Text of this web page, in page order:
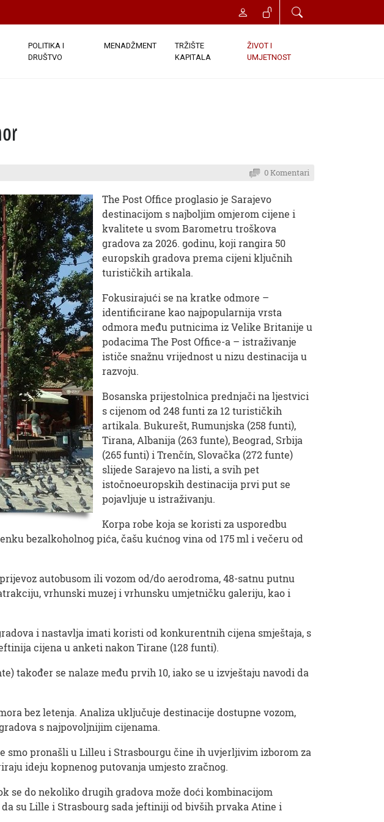
POLITIKA I
DRUŠTVO
MENADŽMENT
TRŽIŠTE
KAPITALA
ŽIVOT I
UMJETNOST
0 Komentari
The Post Office proglasio je Sarajevo
destinacijom s najboljim omjerom cijene i
kvalitete u svom Barometru troškova
gradova za 2026. godinu, koji rangira 50
europskih gradova prema cijeni ključnih
turističkih artikala.
Fokusirajući se na kratke odmore –
identificirane kao najpopularnija vrsta
odmora među putnicima iz Velike Britanije u
podacima The Post Office-a – istraživanje
ističe snažnu vrijednost u nizu destinacija u
razvoju.
Bosanska prijestolnica prednjači na ljestvici
s cijenom od 248 funti za 12 turističkih
artikala. Bukurešt, Rumunjska (258 funti),
Tirana, Albanija (263 funte), Beograd, Srbija
(265 funti) i Trenčín, Slovačka (272 funte)
slijede Sarajevo na listi, a svih pet
istočnoeuropskih destinacija prvi put se
pojavljuje u istraživanju.
Korpa robe koja se koristi za usporedbu
bezalkoholnog pića, čašu kućnog vina od 175 ml i večeru od
autobusom ili vozom od/do aerodroma, 48-satnu putnu
vrhunski muzej i vrhunsku umjetničku galeriju, kao i
i nastavlja imati koristi od konkurentnih cijena smještaja, s
cijena u anketi nakon Tirane (128 funti).
također se nalaze među prvih 10, iako se u izvještaju navodi da
bez letenja. Analiza uključuje destinacije dostupne vozom,
s ​​najpovoljnijim cijenama.
smo pronašli u Lilleu i Strasbourgu čine ih uvjerljivim izborom za
ideju kopnenog putovanja umjesto zračnog.
se do nekoliko drugih gradova može doći kombinacijom
su Lille i Strasbourg sada jeftiniji od bivših prvaka Atine i